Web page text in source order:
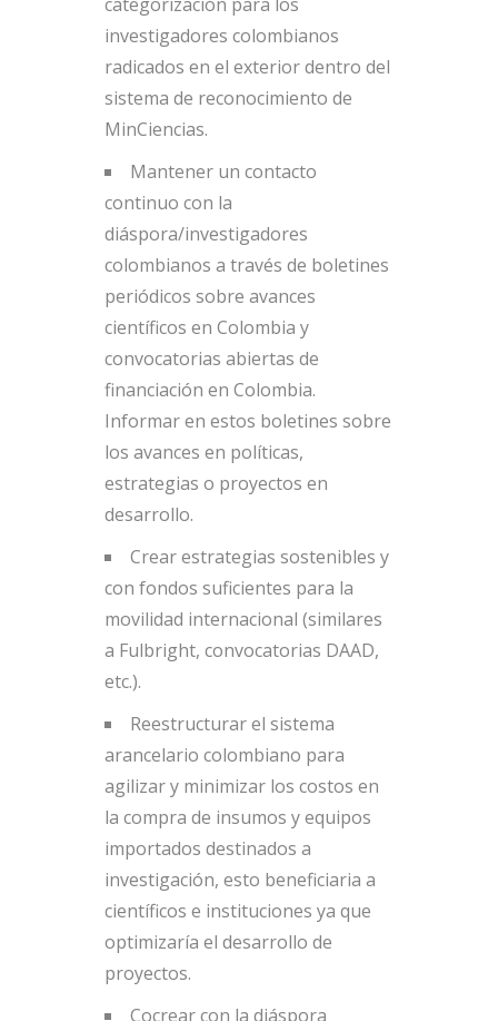
investigadores colombianos
radicados en el exterior dentro del
sistema de reconocimiento de
MinCiencias.
Mantener un contacto
continuo con la
diáspora/investigadores
colombianos a través de boletines
periódicos sobre avances
científicos en Colombia y
convocatorias abiertas de
financiación en Colombia.
Informar en estos boletines sobre
los avances en políticas,
estrategias o proyectos en
desarrollo.
Crear estrategias sostenibles y
con fondos suficientes para la
movilidad internacional (similares
a Fulbright, convocatorias DAAD,
etc.).
Reestructurar el sistema
arancelario colombiano para
agilizar y minimizar los costos en
la compra de insumos y equipos
importados destinados a
investigación, esto beneficiaria a
científicos e instituciones ya que
optimizaría el desarrollo de
proyectos.
Cocrear con la diáspora